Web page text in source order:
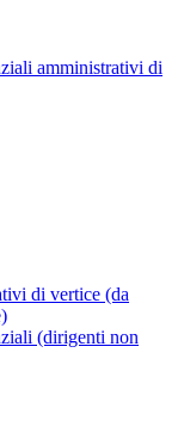
amministrativi di
di vertice (da
(dirigenti non